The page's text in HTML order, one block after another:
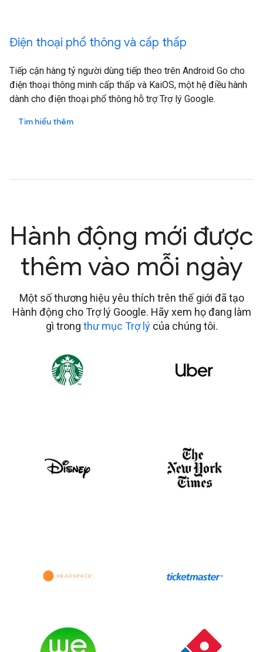
Điện thoại phổ thông và cấp thấp
Tiếp cận hàng tỷ người dùng tiếp theo trên Android Go cho
điện thoại thông minh cấp thấp và KaiOS, một hệ điều hành
dành cho điện thoại phổ thông hỗ trợ Trợ lý Google.
Tìm hiểu thêm
Hành động mới được
thêm vào mỗi ngày
Một số thương hiệu yêu thích trên thế giới đã tạo
Hành động cho Trợ lý Google. Hãy xem họ đang làm
gì trong thư mục Trợ lýcủa chúng tôi.